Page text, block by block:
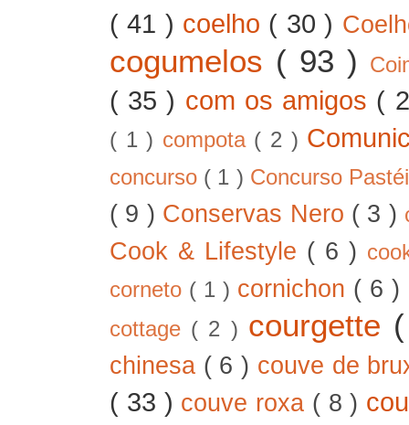
( 41 ) coelho ( 30 )
cogumelos ( 93 )
( 35 ) com os amigos (
( 1 ) compota ( 2 )
concurso ( 1 ) Concurso
( 9 ) Conservas Nero ( 3 )
Cook & Lifestyle ( 6 )
corneto ( 1 ) cornichon ( 6 )
cottage ( 2 ) courgette
chinesa ( 6 ) couve de
( 33 ) couve roxa ( 8 )